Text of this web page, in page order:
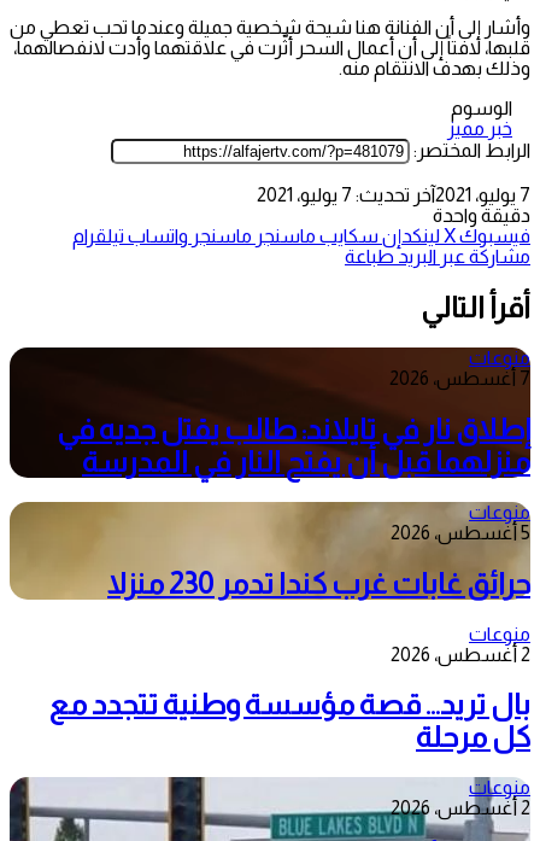
وأشار إلى أن الفنانة هنا شيحة شخصية جميلة وعندما تحب تعطي من
قلبها، لافتاً إلى أن أعمال السحر أثّرت في علاقتهما وأدت لانفصالهما،
وذلك بهدف الانتقام منه.
الوسوم
خبر مميز
الرابط المختصر:
7 يوليو، 2021
آخر تحديث: 7 يوليو، 2021
دقيقة واحدة
فيسبوك‫Xلينكدإن سكايب ماسنجر ماسنجر واتساب تيلقرام
مشاركة عبر البريد طباعة
أقرأ التالي
منوعات
7 أغسطس، 2026
إطلاق نار في تايلاند: طالب يقتل جديه في
منزلهما قبل أن يفتح النار في المدرسة
منوعات
5 أغسطس، 2026
حرائق غابات غرب كندا تدمر 230 منزلا
منوعات
2 أغسطس، 2026
بال تريد… قصة مؤسسة وطنية تتجدد مع
كل مرحلة
منوعات
2 أغسطس، 2026